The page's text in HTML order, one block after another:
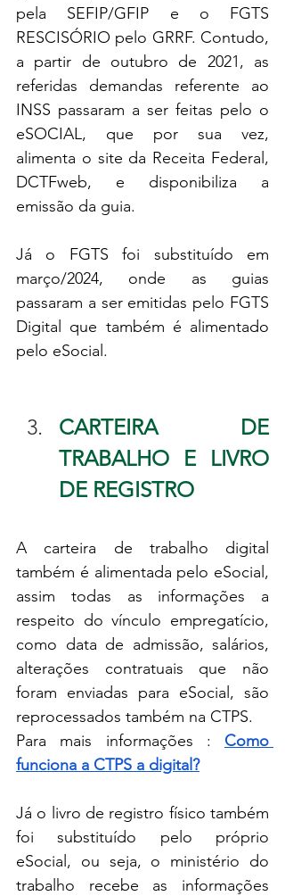
pela SEFIP/GFIP e o FGTS
RESCISÓRIO pelo GRRF. Contudo,
a partir de outubro de 2021, as
referidas demandas referente ao
INSS passaram a ser feitas pelo o
eSOCIAL, que por sua vez,
alimenta o site da Receita Federal,
DCTFweb, e disponibiliza a
emissão da guia.
Já o FGTS foi substituído em
março/2024, onde as guias
passaram a ser emitidas pelo FGTS
Digital que também é alimentado
pelo eSocial.
CARTEIRA DE
TRABALHO E LIVRO
DE REGISTRO
A carteira de trabalho digital
também é alimentada pelo eSocial,
assim todas as informações a
respeito do vínculo empregatício,
como data de admissão, salários,
alterações contratuais que não
foram enviadas para eSocial, são
reprocessados também na CTPS.
Para mais informações : Como
funciona a CTPS a digital?
Já o livro de registro físico também
foi substituído pelo próprio
eSocial, ou seja, o ministério do
trabalho recebe as informações